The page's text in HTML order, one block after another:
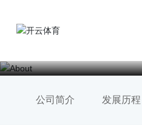
公司简介 发展历程